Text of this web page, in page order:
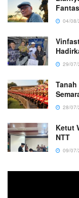
04/08/
29/07/
28/07/
Ketut
NTT
09/07/